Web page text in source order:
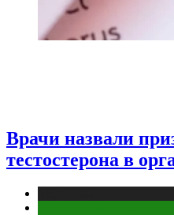
Врачи назвали
тестостерона в